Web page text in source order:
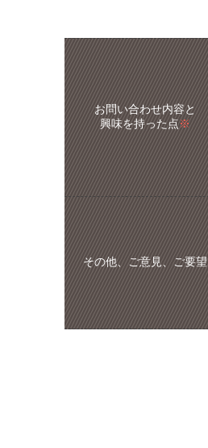
お問い合わせ内容と
興味を持った点※
その他、ご意見、ご要望